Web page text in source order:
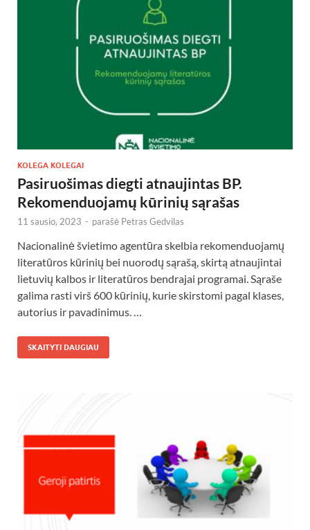
KOLEGA KOLEGAI
Pasiruošimas diegti atnaujintas BP.
Rekomenduojamų kūrinių sąrašas
11 sausio, 2023 - parašė Petras Gedvilas
Nacionalinė švietimo agentūra skelbia rekomenduojamų
literatūros kūrinių bei nuorodų sąrašą, skirtą atnaujintai
lietuvių kalbos ir literatūros bendrajai programai. Sąraše
galima rasti virš 600 kūrinių, kurie skirstomi pagal klases,
autorius ir pavadinimus. …
SKAITYTI DAUGIAU